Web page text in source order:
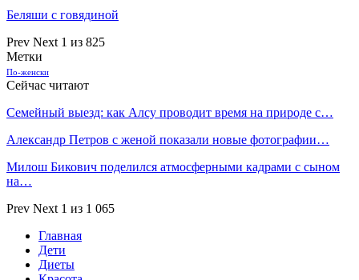
Беляши с говядиной
Prev Next 1 из 825
Метки
По-женски
Сейчас читают
Семейный выезд: как Алсу проводит время на природе с…
Александр Петров с женой показали новые фотографии…
Милош Бикович поделился атмосферными кадрами с сыном
на…
Prev Next 1 из 1 065
Главная
Дети
Диеты